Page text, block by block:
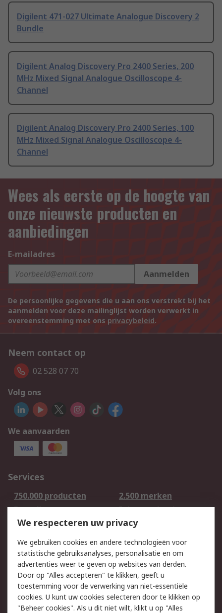
Digilent 471-027 Ultimate Analogue Discovery 2
Bundle
Digilent Analog Discovery Pro 2400 Series, 200
MHz Mixed Signal Analogue Oscilloscope 4-
Channel
Digilent Analog Discovery Pro 2400 Series, 100
MHz Mixed Signal Analogue Oscilloscope 4-
Channel
Wees als eerste op de hoogte van
onze nieuwste producten en
aanbiedingen
E-mailadres
Aanmelden
De persoonlijke gegevens die u aan ons verstrekt bij het
aanmelden voor deze mailinglijst worden verwerkt in
overeenstemming met ons privacybeleid.
Neem contact op
02 528 07 70
Volg ons
We aanvaarden
Services
750.000 producten
2.500 merken
Bestellen
Inkoopoplossingen
Retouren
Technisch advies
Track & Trace
Wettelijk
Cookiebeleid
Email veiligheid
Privacybeleid -
Bijgewerkt
Websitevoorwaarden
We respecteren uw privacy
We gebruiken cookies en andere technologieën voor
statistische gebruiksanalyses, personalisatie en om
advertenties weer te geven op websites van derden.
Door op "Alles accepteren" te klikken, geeft u
toestemming voor de verwerking van niet-essentiële
cookies. U kunt uw cookies selecteren door te klikken op
"Beheer cookies". Als u dit niet wilt, klikt u op "Alles